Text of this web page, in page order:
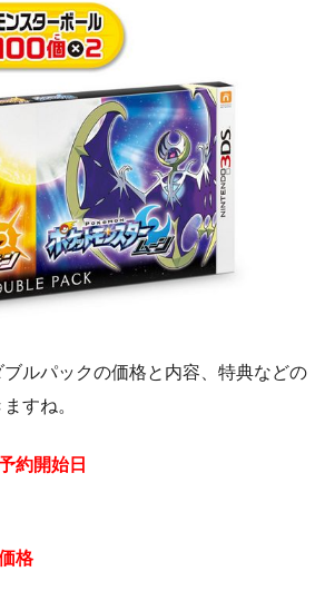
ルパックの価格と内容、特典などの
すね。
約開始日
格